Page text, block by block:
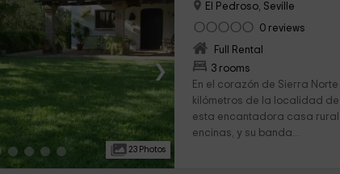
›
23 Photos
El Pedroso, Seville
0 reviews
Full Rental
3 rooms
En el corazón de Sierra
kilómetros de la localidad
esta encantadora casa
encinas, y su banda...